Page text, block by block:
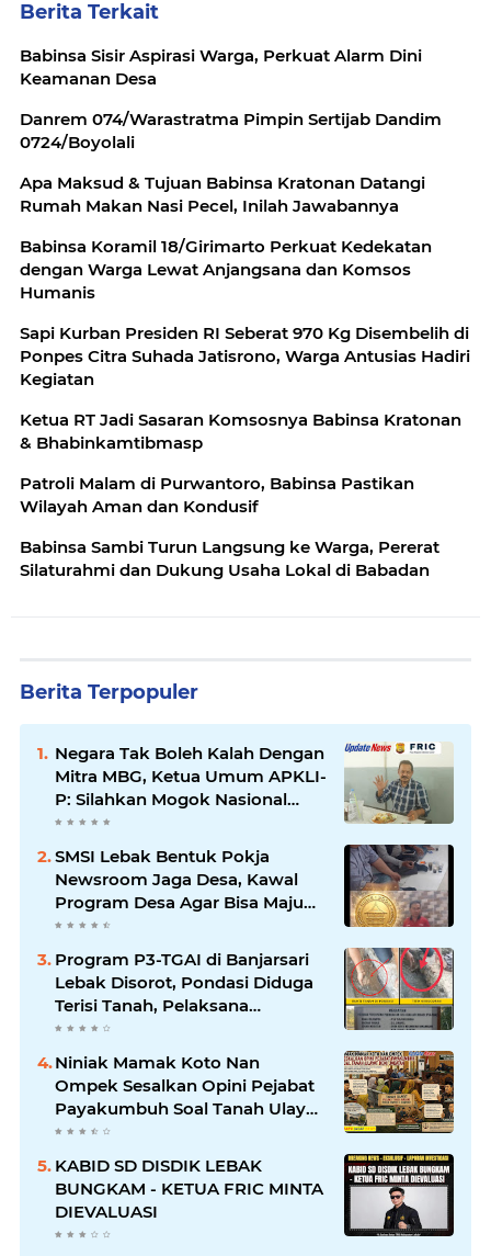
Berita Terkait
Babinsa Sisir Aspirasi Warga, Perkuat Alarm Dini
Keamanan Desa
Danrem 074/Warastratma Pimpin Sertijab Dandim
0724/Boyolali
Apa Maksud & Tujuan Babinsa Kratonan Datangi
Rumah Makan Nasi Pecel, Inilah Jawabannya
Babinsa Koramil 18/Girimarto Perkuat Kedekatan
dengan Warga Lewat Anjangsana dan Komsos
Humanis
Sapi Kurban Presiden RI Seberat 970 Kg Disembelih di
Ponpes Citra Suhada Jatisrono, Warga Antusias Hadiri
Kegiatan
Ketua RT Jadi Sasaran Komsosnya Babinsa Kratonan
& Bhabinkamtibmasp
Patroli Malam di Purwantoro, Babinsa Pastikan
Wilayah Aman dan Kondusif
Babinsa Sambi Turun Langsung ke Warga, Pererat
Silaturahmi dan Dukung Usaha Lokal di Babadan
Berita Terpopuler
Negara Tak Boleh Kalah Dengan
Mitra MBG, Ketua Umum APKLI-
P: Silahkan Mogok Nasional
Ganti Kantin Sekolah
SMSI Lebak Bentuk Pokja
Newsroom Jaga Desa, Kawal
Program Desa Agar Bisa Maju
dan Mandiri
Program P3-TGAI di Banjarsari
Lebak Disorot, Pondasi Diduga
Terisi Tanah, Pelaksana
Terancam Sanksi Berat Hingga
Pidana
Niniak Mamak Koto Nan
Ompek Sesalkan Opini Pejabat
Payakumbuh Soal Tanah Ulayat
Demi Jabatan
KABID SD DISDIK LEBAK
BUNGKAM - KETUA FRIC MINTA
DIEVALUASI